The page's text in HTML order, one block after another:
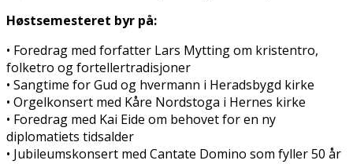
Høstsemesteret byr på:
• Foredrag med forfatter Lars Mytting om kristentro,
folketro og fortellertradisjoner
• Sangtime for Gud og hvermann i Heradsbygd kirke
• Orgelkonsert med Kåre Nordstoga i Hernes kirke
• Foredrag med Kai Eide om behovet for en ny
diplomatiets tidsalder
• Jubileumskonsert med Cantate Domino som fyller 50 år